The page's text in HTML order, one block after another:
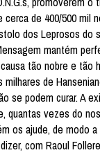
de 400/500
dos Leprosos
mantém
tão nobre e tão
de
se podem curar. A
quantas vezes do
os ajude, de modo
com Raoul